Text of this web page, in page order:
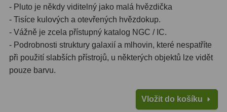
Divadelní2
Univerzální41
Dálkoměry a Noční vidění17
- Pluto je někdy viditelný jako malá hvězdička
- Tisíce kulových a otevřených hvězdokup.
- Vážně je zcela přístupný katalog NGC / IC.
- Podrobnosti struktury galaxií a mlhovin, které nespatříte
při použití slabších přístrojů, u některých objektů lze vidět
pouze barvu.
Vložit do košíku